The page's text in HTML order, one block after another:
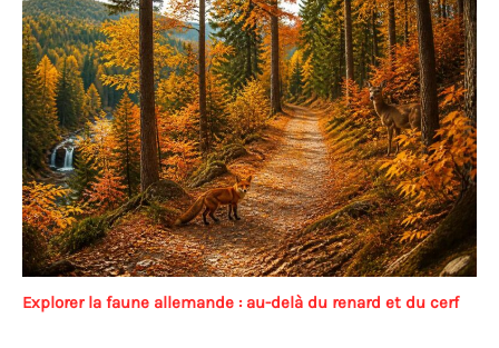
Explorer la faune allemande : au-delà du renard et du cerf